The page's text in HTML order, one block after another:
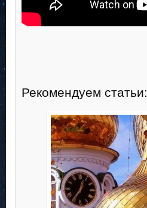
Рекомендуем статьи: